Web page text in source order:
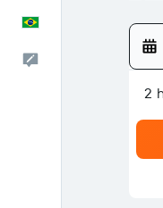
Comentários
2